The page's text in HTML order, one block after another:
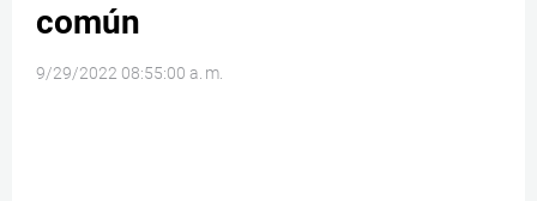
común
9/29/2022 08:55:00 a. m.